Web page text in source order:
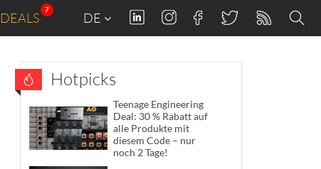
DEALS
7
DE
Hotpicks
Teenage Engineering
Deal: 30 % Rabatt auf
alle Produkte mit
diesem Code – nur
noch 2 Tage!